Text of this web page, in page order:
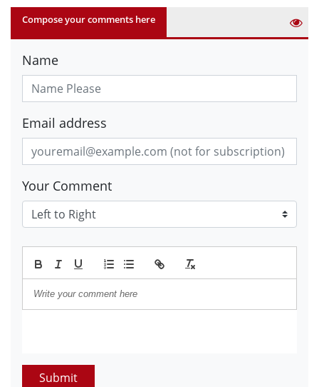
Compose your comments here
Name
Email address
Your Comment
Submit